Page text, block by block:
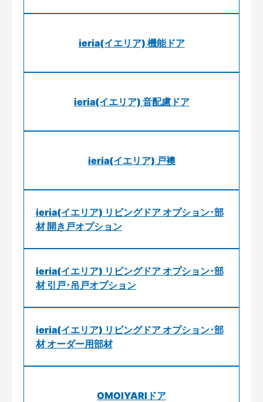
ieria(イエリア) 機能ドア
ieria(イエリア) 音配慮ドア
ieria(イエリア) 戸襖
ieria(イエリア) リビングドア オプション･部
材 開き戸オプション
ieria(イエリア) リビングドア オプション･部
材 引戸･吊戸オプション
ieria(イエリア) リビングドア オプション･部
材 オーダー用部材
OMOIYARIドア